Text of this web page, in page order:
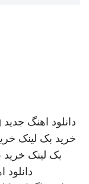
دانلود اهنگ جدید
خرید بک لینک
بک لینک خرید
دانلود